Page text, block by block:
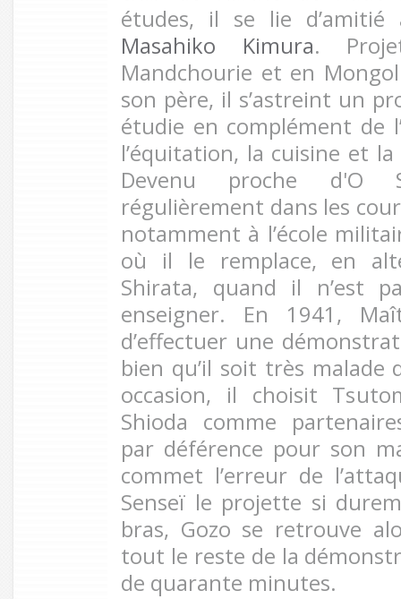
études, il se lie d’amitié
Masahiko Kimura.
Mandchourie et en
son père, il s’astreint un
étudie en complément de
l’équitation, la cuisine et
Devenu proche d'O
régulièrement dans les
notamment à l’école
où il le remplace, en
Shirata, quand il n’est
enseigner. En 1941,
d’effectuer une
bien qu’il soit très malade
occasion, il choisit
Shioda comme
par déférence pour son
commet l’erreur de
Senseï le projette si
bras, Gozo se retrouve
tout le reste de la
de quarante minutes.